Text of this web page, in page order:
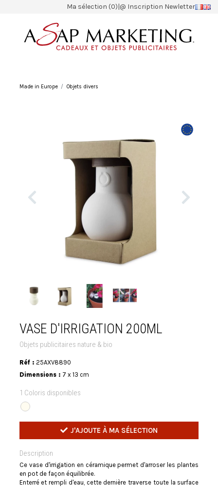
Ma sélection (0)|@ Inscription Newletter
Made in Europe Objets divers
VASE D'IRRIGATION 200ML
Objets publicitaires nature & bio
Réf : 25AXV8890
Dimensions : 7 x 13 cm
1 Coloris disponibles
J'AJOUTE À MA SÉLECTION
Description
Ce vase d'irrigation en céramique permet d'arroser les plantes
en pot de façon équilibrée.
Enterré et rempli d'eau, cette dernière traverse toute la surface